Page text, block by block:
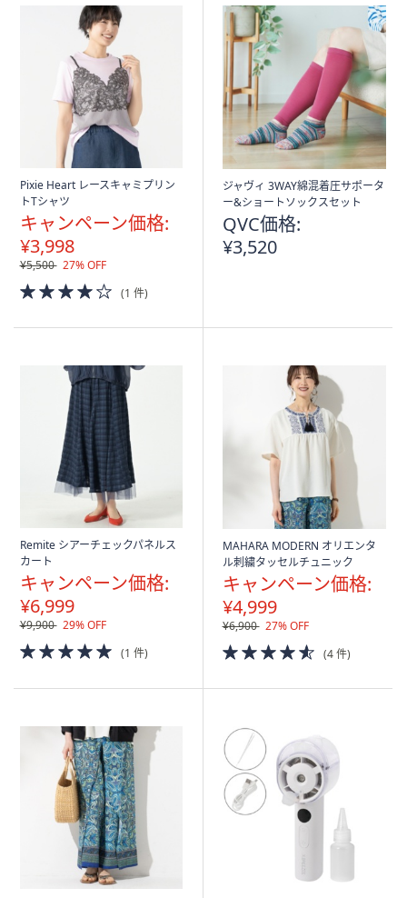
Pixie Heart レースキャミプリン
トTシャツ
キャンペーン価格:
¥3,998
¥5,500 27% OFF
4.0
of
(1 件)
ジャヴィ 3WAY綿混着圧サポータ
ー&ショートソックスセット
QVC価格:
¥3,520
Remite シアーチェックパネルス
カート
キャンペーン価格:
¥6,999
¥9,900 29% OFF
5.0
of
(1 件)
MAHARA MODERN オリエンタ
ル刺繍タッセルチュニック
キャンペーン価格:
¥4,999
¥6,900 27% OFF
4.5
of
(4 件)